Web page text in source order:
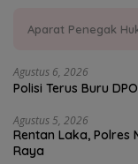
Aparat Penegak
Agustus 6, 2026
Polisi Terus Buru
Agustus 5, 2026
Rentan Laka,
Raya